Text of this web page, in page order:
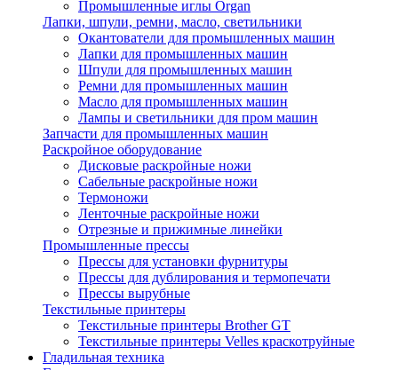
Промышленные иглы Organ
Лапки, шпули, ремни, масло, светильники
Окантователи для промышленных машин
Лапки для промышленных машин
Шпули для промышленных машин
Ремни для промышленных машин
Масло для промышленных машин
Лампы и светильники для пром машин
Запчасти для промышленных машин
Раскройное оборудование
Дисковые раскройные ножи
Сабельные раскройные ножи
Термоножи
Ленточные раскройные ножи
Отрезные и прижимные линейки
Промышленные прессы
Прессы для установки фурнитуры
Прессы для дублирования и термопечати
Прессы вырубные
Текстильные принтеры
Текстильные принтеры Brother GT
Текстильные принтеры Velles краскотруйные
Гладильная техника